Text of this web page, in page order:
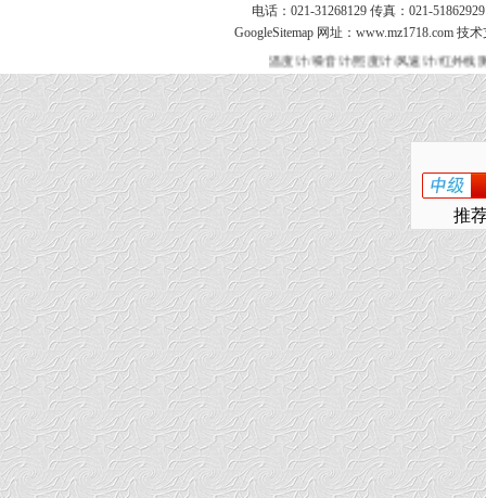
电话：021-31268129 传真：021-
GoogleSitemap网址：www.mz1718.com 技
温度计/噪音计/照度计/风速计/红外线
推